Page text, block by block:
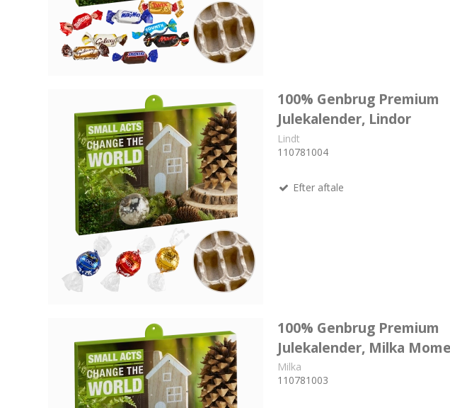
Display kølere
Drikkeflasker
Kuglepenne
Papkrus og tilbehør
Paraplyer
Thermokopper
Muleposer
Lanyard
Nøglering
Reflekser
Bannere
Beachflag
Hæfter
Salgsmapper
Æsker
100% Genbrug Premium
Julekalender, Lindor
Lindt
110781004
Efter aftale
100% Genbrug Premium
Julekalender, Milka
Milka
110781003